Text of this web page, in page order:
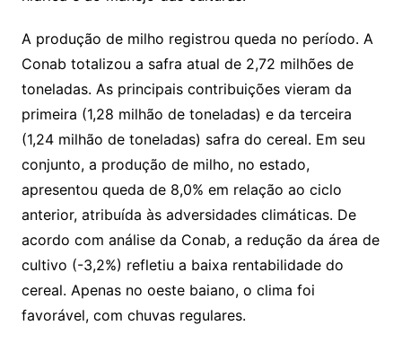
A produção de milho registrou queda no período. A
Conab totalizou a safra atual de 2,72 milhões de
toneladas. As principais contribuições vieram da
primeira (1,28 milhão de toneladas) e da terceira
(1,24 milhão de toneladas) safra do cereal. Em seu
conjunto, a produção de milho, no estado,
apresentou queda de 8,0% em relação ao ciclo
anterior, atribuída às adversidades climáticas. De
acordo com análise da Conab, a redução da área de
cultivo (-3,2%) refletiu a baixa rentabilidade do
cereal. Apenas no oeste baiano, o clima foi
favorável, com chuvas regulares.